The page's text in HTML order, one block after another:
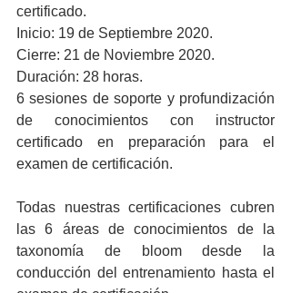
certificado.
Inicio: 19 de Septiembre 2020.
Cierre: 21 de Noviembre 2020.
Duración: 28 horas.
6 sesiones de soporte y profundización
de conocimientos con instructor
certificado en preparación para el
examen de certificación.
Todas nuestras certificaciones cubren
las 6 áreas de conocimientos de la
taxonomía de bloom desde la
conducción del entrenamiento hasta el